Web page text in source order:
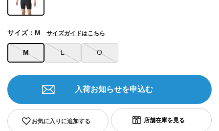
M L O
サイズ：M サイズガイドはこちら
お気に入りに追加する
入荷お知らせを申込む